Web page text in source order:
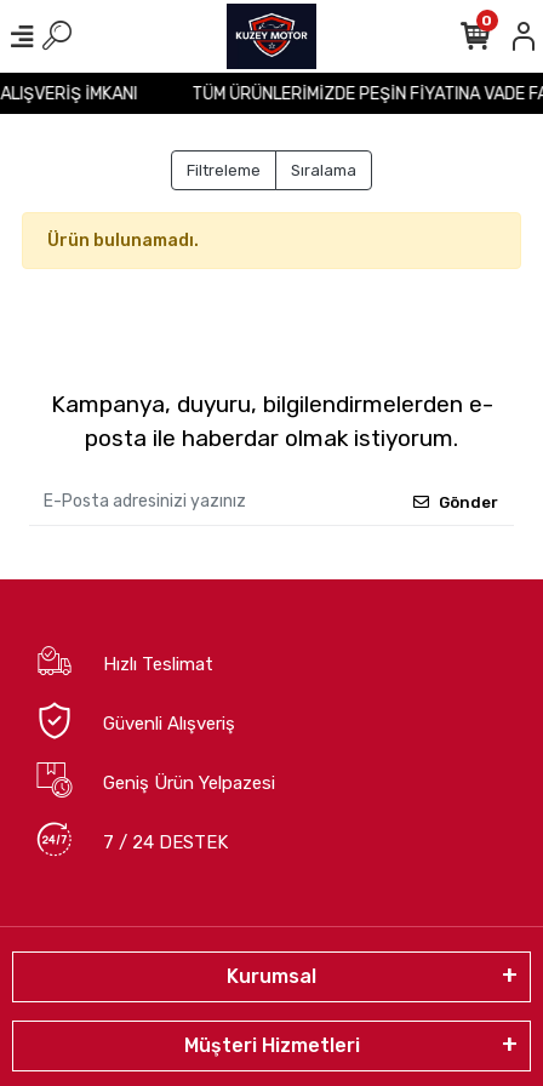
İMKANI TÜM ÜRÜNLERİMİZDE PEŞİN FİYATINA VADE
0
Filtreleme Sıralama
Ürün bulunamadı.
Kampanya, duyuru, bilgilendirmelerden e-
posta ile haberdar olmak istiyorum.
Gönder
Hızlı Teslimat
Güvenli Alışveriş
Geniş Ürün Yelpazesi
7 / 24 DESTEK
Kurumsal
Müşteri Hizmetleri